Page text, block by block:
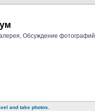
Обсуждение фотографий
and take photos.